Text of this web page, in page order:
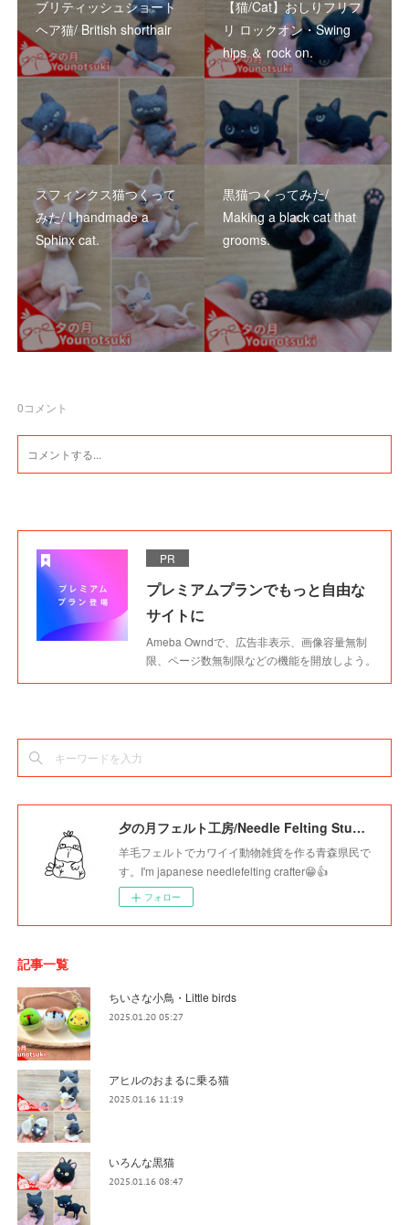
ブリティッシュショート
ヘア猫/ British shorthair
【猫/Cat】おしりフリフ
リ ロックオン・Swing
hips ＆ rock on.
スフィンクス猫つくって
みた/ I handmade a
Sphinx cat.
黒猫つくってみた/
Making a black cat that
grooms.
0コメント
PR
プレミアムプランでもっと自由な
サイトに
Ameba Owndで、広告非表示、画像容量無制
限、ページ数無制限などの機能を開放しよう。
夕の月フェルト工房/Needle Felting Studio Younotsuki
羊毛フェルトでカワイイ動物雑貨を作る青森県民で
す。I'm japanese needlefelting crafter😁👍
フォロー
記事一覧
ちいさな小鳥・Little birds
2025.01.20 05:27
アヒルのおまるに乗る猫
2025.01.16 11:19
いろんな黒猫
2025.01.16 08:47